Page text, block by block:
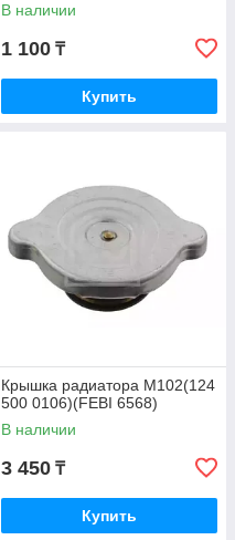
В наличии
1 100 ₸
Купить
Крышка радиатора M102(124
500 0106)(FEBI 6568)
В наличии
3 450 ₸
Купить